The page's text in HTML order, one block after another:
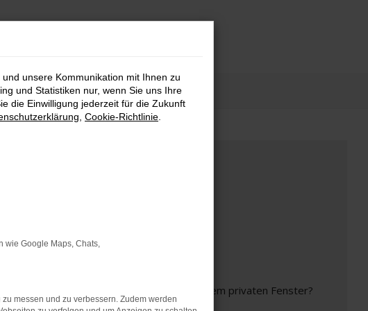
in einem anderen Browser oder in einem privaten Fenster?
unsere Kommunikation mit Ihnen zu
und Statistiken nur, wenn Sie uns Ihre
die Einwilligung jederzeit für die Zukunft
Cookie-Richtlinie
wie Google Maps, Chats,
messen und zu verbessern. Zudem werden